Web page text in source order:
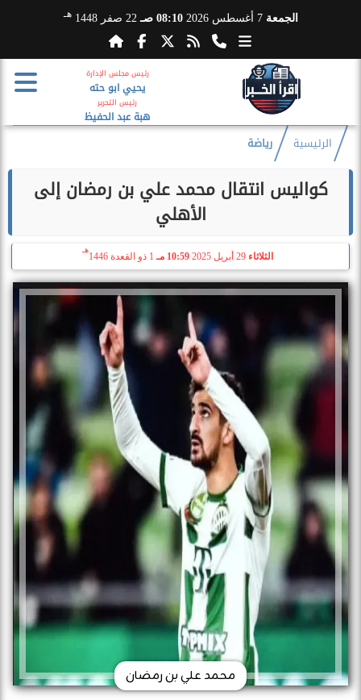
الجمعة 7 أغسطس 2026 08:10 صـ 22 صفر 1448 هـ
رئيس مجلس الإدارة
يحيي ابو حته
رئيس التحرير
هبة عبد الحفيظ
الرئيسية رياضة
كواليس انتقال محمد علي بن رمضان إلى
الأهلي
الثلاثاء 29 أبريل 2025 10:59 مـ 1 ذو القعدة 1446
هـ
محمد علي بن رمضان